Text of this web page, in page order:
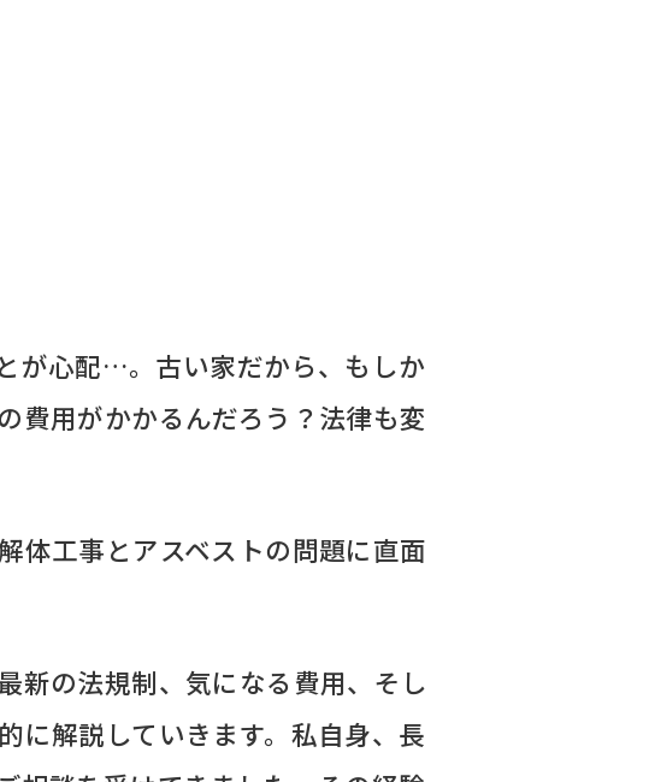
が心配…。古い家だから、もしか
費用がかかるんだろう？法律も変
体工事とアスベストの問題に直面
新の法規制、気になる費用、そし
に解説していきます。私自身、長